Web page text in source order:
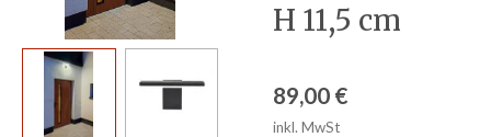
H 11,5 cm
89,00 €
inkl. MwSt